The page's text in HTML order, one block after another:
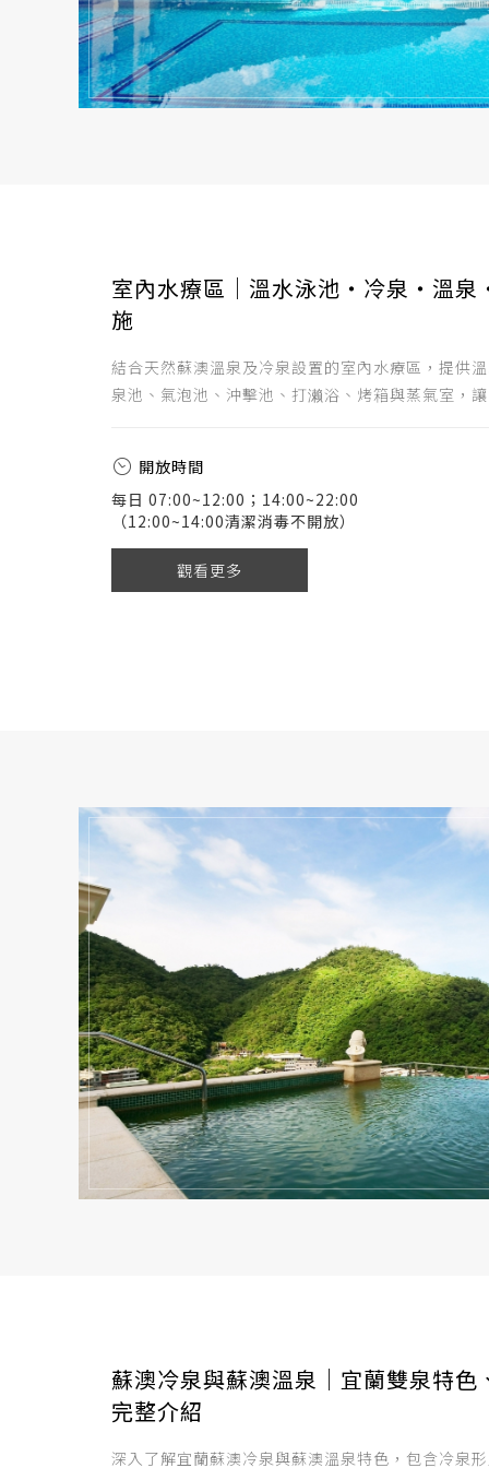
室內水療區｜溫水泳池・冷泉・溫泉
施
結合天然蘇澳溫泉及冷泉設置的室內水療區，提供
泉池、氣泡池、沖擊池、打濑浴、烤箱與蒸氣室，
開放時間
每日 07:00~12:00；14:00~22:00
（12:00~14:00清潔消毒不開放）
觀看更多
蘇澳冷泉與蘇澳溫泉｜宜蘭雙泉特色
完整介紹
深入了解宜蘭蘇澳冷泉與蘇澳溫泉特色，包含冷泉